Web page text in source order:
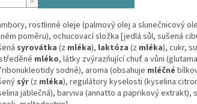
rostlinné oleje (palmový olej a slunečnicový
poměru), ochucovací složka [jedlá sůl, sušená
syrovátka (z mléka), laktóza (z mléka), cukr,
mléko, látky zvýrazňující chuť a vůni
sodné), aroma (obsahuje mléčné
sýr(z mléka), regulátory kyselosti (kyselina
jablečná), barviva (annatto a paprikový extrakt),